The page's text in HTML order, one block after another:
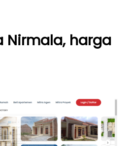
Nirmala, harga